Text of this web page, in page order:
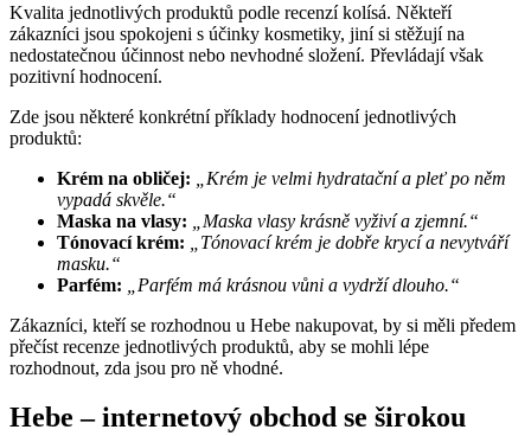
Kvalita jednotlivých produktů podle recenzí kolísá. Někteří
zákazníci jsou spokojeni s účinky kosmetiky, jiní si stěžují na
nedostatečnou účinnost nebo nevhodné složení. Převládají však
pozitivní hodnocení.
Zde jsou některé konkrétní příklady hodnocení jednotlivých
produktů:
Krém na obličej:
„Krém je velmi hydratační a pleť po něm
vypadá skvěle.“
Maska na vlasy:
„Maska vlasy krásně vyživí a zjemní.“
Tónovací krém:
„Tónovací krém je dobře krycí a nevytváří
masku.“
Parfém:
„Parfém má krásnou vůni a vydrží dlouho.“
Zákazníci, kteří se rozhodnou u Hebe nakupovat, by si měli předem
přečíst recenze jednotlivých produktů, aby se mohli lépe
rozhodnout, zda jsou pro ně vhodné.
Hebe – internetový obchod se širokou